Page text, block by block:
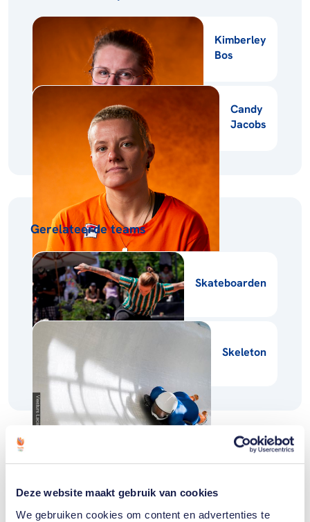
Deze website maakt gebruik van cookies
We gebruiken cookies om content en advertenties te
Kimberley
Bos
Candy
Jacobs
Gerelateerde teams
Skateboarden
Skeleton
Gerelateerde sporters deelnemersfinder
Kimberley